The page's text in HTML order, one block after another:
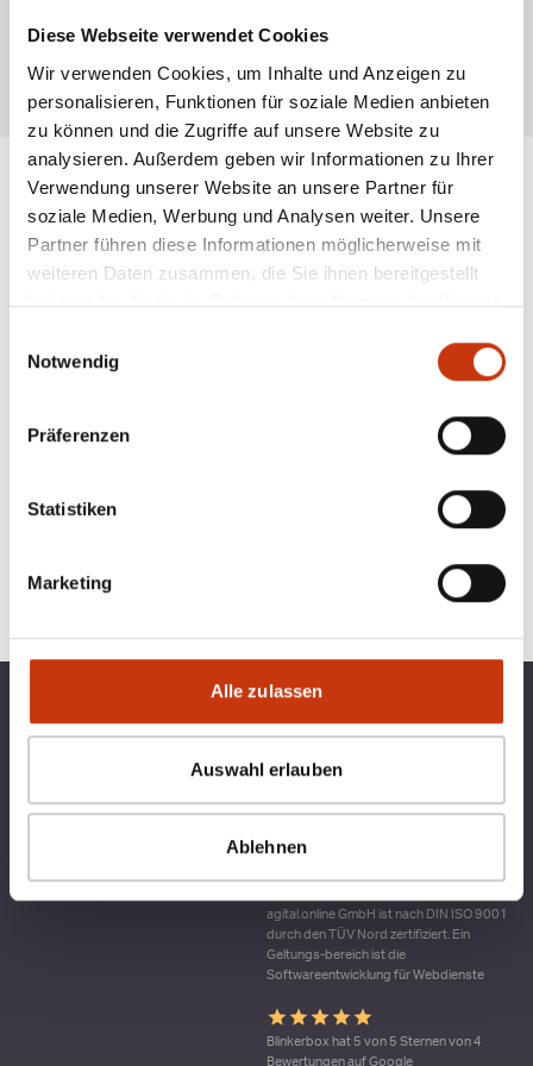
Diese Webseite verwendet Cookies
Wir verwenden Cookies, um Inhalte und Anzeigen zu
personalisieren, Funktionen für soziale Medien anbieten
zu können und die Zugriffe auf unsere Website zu
analysieren. Außerdem geben wir Informationen zu Ihrer
Verwendung unserer Website an unsere Partner für
soziale Medien, Werbung und Analysen weiter. Unsere
Partner führen diese Informationen möglicherweise mit
weiteren Daten zusammen, die Sie ihnen bereitgestellt
haben oder die sie im Rahmen Ihrer Nutzung der Dienste
Notwendig
Präferenzen
Statistiken
Marketing
Alle zulassen
Auswahl erlauben
Ablehnen
Chancen auf einen erfolgreichen Fang. Steigen bietet Anglern spannende
* Alle Preise inkl. gesetzl. Mehrwertsteuer zzgl. Versandkosten, wenn nicht anders
beschrieben
ANGESAGTE
ANGELAUSRÜSTUNG
TOP KATEGORIEN BLINKERBOX
agital.online GmbH ist nach DIN ISO 9001
durch den TÜV Nord zertifiziert. Ein
Geltungs-bereich ist die
Softwareentwicklung für Webdienste
Blinkerbox hat 5 von 5 Sternen von 4
Bewertungen auf Google